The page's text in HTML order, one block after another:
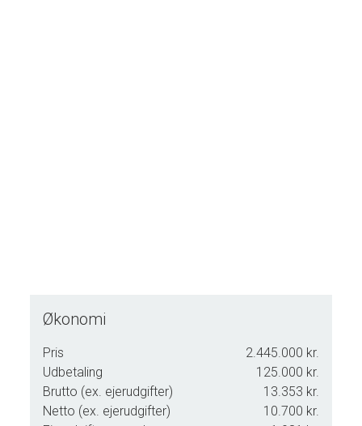
Økonomi
Pris
2.445.000 kr.
Udbetaling
125.000 kr.
Brutto (ex. ejerudgifter)
13.353 kr.
Netto (ex. ejerudgifter)
10.700 kr.